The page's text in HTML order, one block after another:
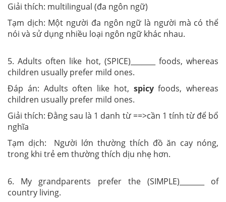
Giải thích: multilingual (đa ngôn ngữ)
Tạm dịch: Một người đa ngôn ngữ là người mà có thể
nói và sử dụng nhiều loại ngôn ngữ khác nhau.
5. Adults often like hot, (SPICE)_______ foods, whereas
children usually prefer mild ones.
Đáp án: Adults often like hot, spicyfoods, whereas
children usually prefer mild ones.
Giải thích: Đằng sau là 1 danh từ ==>cần 1 tính từ để bổ
nghĩa
Tạm dịch: Người lớn thường thích đồ ăn cay nóng,
trong khi trẻ em thường thích dịu nhẹ hơn.
6. My grandparents prefer the (SIMPLE)_______ of
country living.